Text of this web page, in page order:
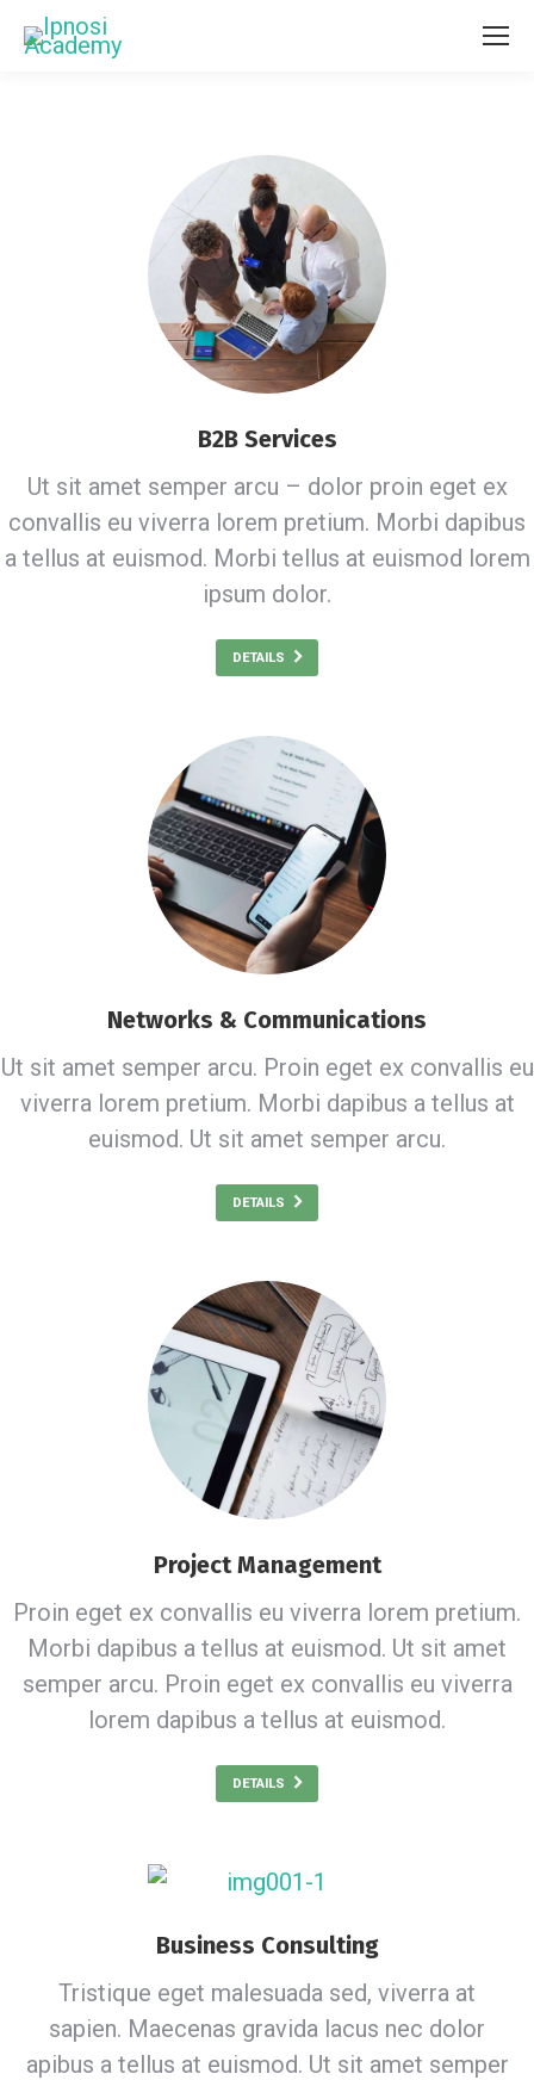
B2B Services
Ut sit amet semper arcu – dolor proin eget ex
convallis eu viverra lorem pretium. Morbi dapibus
a tellus at euismod. Morbi tellus at euismod lorem
ipsum dolor.
DETAILS
Networks & Communications
Ut sit amet semper arcu. Proin eget ex convallis eu
viverra lorem pretium. Morbi dapibus a tellus at
euismod. Ut sit amet semper arcu.
DETAILS
Project Management
Proin eget ex convallis eu viverra lorem pretium.
Morbi dapibus a tellus at euismod. Ut sit amet
semper arcu. Proin eget ex convallis eu viverra
lorem dapibus a tellus at euismod.
DETAILS
Business Consulting
Tristique eget malesuada sed, viverra at
sapien. Maecenas gravida lacus nec dolor
apibus a tellus at euismod. Ut sit amet semper